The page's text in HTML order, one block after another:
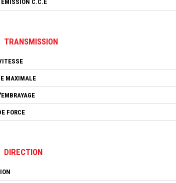
EMISSION C.C.E
TRANSMISSION
MAXIMALE
FORCE
DIRECTION